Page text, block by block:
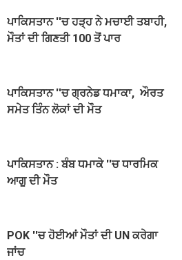
ਪਾਕਿਸਤਾਨ ''ਚ ਹੜ੍ਹ ਨੇ ਮਚਾਈ ਤਬਾਹੀ,
ਮੌਤਾਂ ਦੀ ਗਿਣਤੀ 100 ਤੋਂ ਪਾਰ
ਪਾਕਿਸਤਾਨ ''ਚ ਗ੍ਰਨੇਡ ਧਮਾਕਾ, ਔਰਤ
ਸਮੇਤ ਤਿੰਨ ਲੋਕਾਂ ਦੀ ਮੌਤ
ਪਾਕਿਸਤਾਨ : ਬੰਬ ਧਮਾਕੇ ''ਚ ਧਾਰਮਿਕ
ਆਗੂ ਦੀ ਮੌਤ
POK ''ਚ ਹੋਈਆਂ ਮੌਤਾਂ ਦੀ UN ਕਰੇਗਾ
ਜਾਂਚ